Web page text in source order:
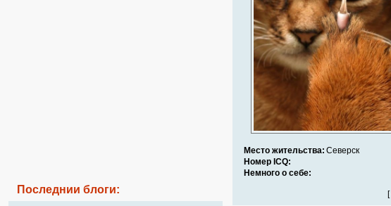
Последнии блоги:
Место жительства: Северск
Номер ICQ:
Немного о себе:
[